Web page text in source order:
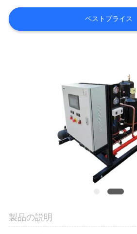
い
て
理
ベストプライス
製品の説明